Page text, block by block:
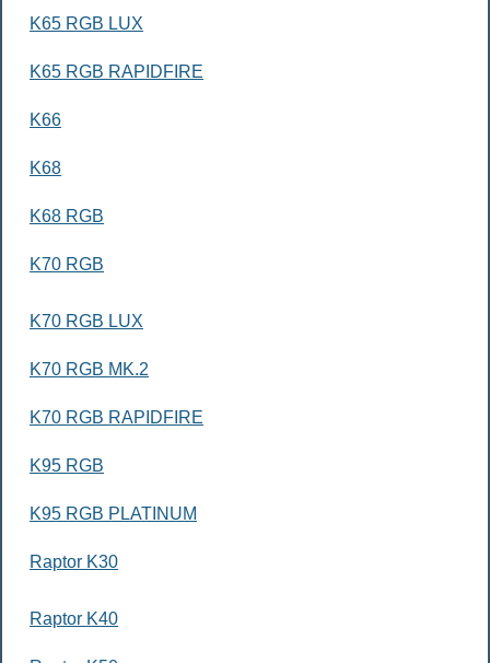
K65 RGB LUX
K65 RGB RAPIDFIRE
K66
K68
K68 RGB
K70 RGB
K70 RGB LUX
K70 RGB MK.2
K70 RGB RAPIDFIRE
K95 RGB
K95 RGB PLATINUM
Raptor K30
Raptor K40